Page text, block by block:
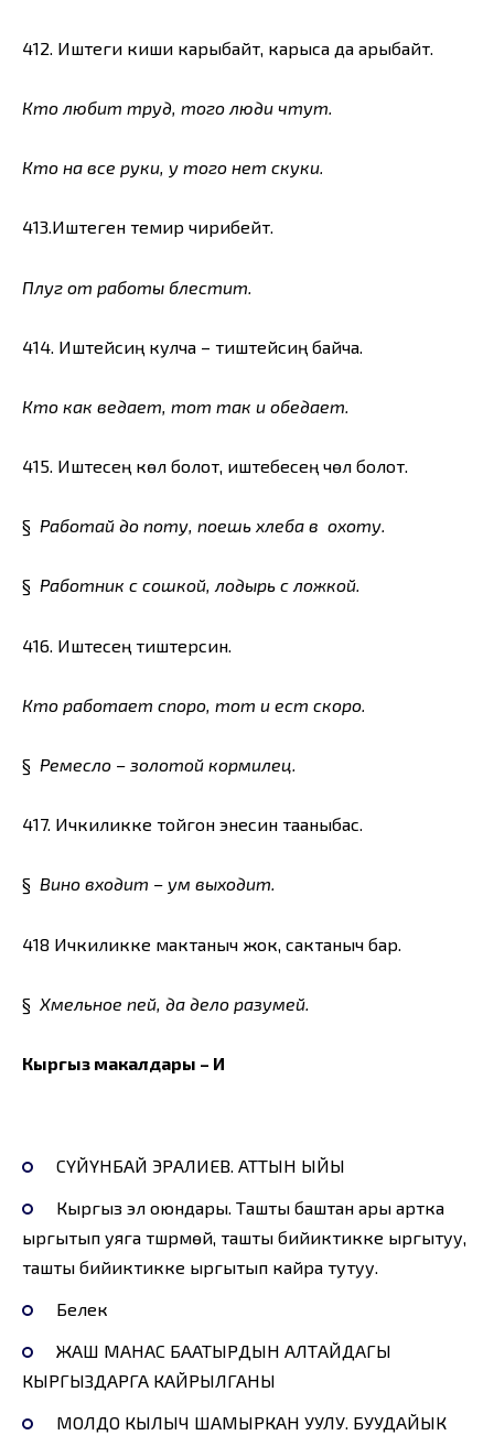
412. Иштеги киши карыбайт, карыса да арыбайт.
Кто любит труд, того люди чтут.
Кто на все руки, у того нет скуки.
413.Иштеген темир чирибейт.
Плуг от работы блестит.
414. Иштейсиң кулча – тиштейсиң байча.
Кто как ведает, тот так и обедает.
415. Иштесең көл болот, иштебесең чөл болот.
§ Работай до поту, поешь хлеба в охоту.
§ Работник с сошкой, лодырь с ложкой.
416. Иштесең тиштерсин.
Кто работает споро, тот и ест скоро.
§ Ремесло – золотой кормилец.
417. Ичкиликке тойгон энесин тааныбас.
§ Вино входит – ум выходит.
418 Ичкиликке мактаныч жок, сактаныч бар.
§ Хмельное пей, да дело разумей.
Кыргыз макалдары – И
СҮЙҮНБАЙ ЭРАЛИЕВ. АТТЫН ЫЙЫ
Кыргыз эл оюндары. Ташты баштан ары артка
ыргытып уяга түшүрмөй, ташты бийиктикке ыргытуу,
ташты бийиктикке ыргытып кайра тутуу.
Белек
ЖАШ МАНАС БААТЫРДЫН АЛТАЙДАГЫ
КЫРГЫЗДАРГА КАЙРЫЛГАНЫ
МОЛДО КЫЛЫЧ ШАМЫРКАН УУЛУ. БУУДАЙЫК